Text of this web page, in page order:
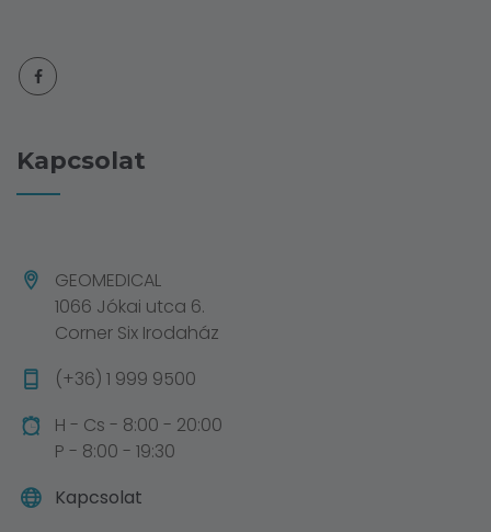
Kapcsolat
GEOMEDICAL
1066 Jókai utca 6.
Corner Six Irodaház
(+36) 1 999 9500
H - Cs - 8:00 - 20:00
P - 8:00 - 19:30
Kapcsolat